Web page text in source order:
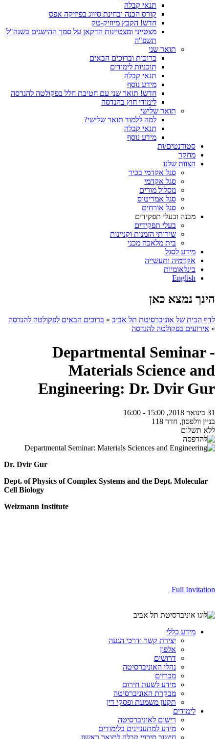
תנאי קבלה
קורס הכנה ובחינת סיווג בפיזיקה אפס
חדש! הקבץ מיוזיק-טק
מצטייני ומצטיינות הדקאן על סמך ההישגים בשנה"ל
תשפ"ה
תואר שני
ברוכות וברוכים הבאים
תוכניות לימודים
תנאי קבלה
מידע נוסף
חדש! תואר שני עם חטיבת חלל בפקולטה להנדסה
לימודי חוץ בהנדסה
תואר שלישי
למה ללמוד תואר שלישי?
תנאי קבלה
מידע נוסף
סטודנטים/ות
מחקר
הצוות שלנו
סגל אקדמי בכיר
סגל אקדמי
מסלול מורים
סגל אמריטוס
סגל אורחים
מבנה ובעלי תפקידים
בעלי תפקידים
שירותי הזמנות וקניינות
בית מלאכה מכני
מידע לסגל
אקדמיה ותעשייה
בינלאומיות
English
הינך נמצא כאן
לדף הבית של אוניברסיטת תל אביב » ברוכים הבאים לפקולטה להנדסה
» אירועים בפקולטה להנדסה
Departmental Seminar -
Materials Science and
Engineering: Dr. Dvir Gur
31 בינואר 2018, 15:00 - 16:00
בניין וולפסון, חדר 118
ללא תשלום
Dr. Dvir Gur
Dept. of Physics of Complex Systems and the Dept. Molecular
Cell Biology
Weizmann Institute
Full Invitation
מידע כללי
יצירת קשר ודרכי הגעה
אלפון
דרושים
נהלי האוניברסיטה
מכרזים
מידע לשעת חירום
מבקרת האוניברסיטה
תקנון משמעת ופסקי דין
לימודים
רישום לאוניברסיטה
מידע למתעניינים בלימודים
חישוב סיכויי קבלה לתואר ראשון